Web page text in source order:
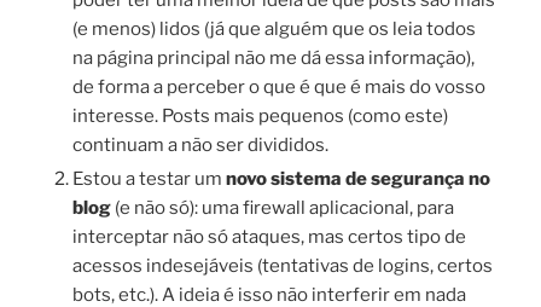
(e menos) lidos (já que alguém que os leia todos
na página principal não me dá essa informação),
de forma a perceber o que é que é mais do vosso
interesse. Posts mais pequenos (como este)
continuam a não ser divididos.
Estou a testar um novo sistema de segurança no
blog(e não só): uma firewall aplicacional, para
interceptar não só ataques, mas certos tipo de
acessos indesejáveis (tentativas de logins, certos
bots, etc.). A ideia é isso não interferir em nada